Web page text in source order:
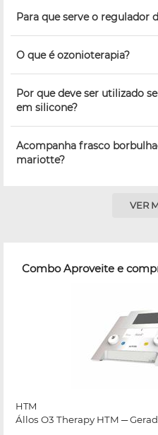
Para que serve o regulador
O que é ozonioterapia?
Por que deve ser utilizado
em silicone?
Acompanha frasco
mariotte?
VER
Combo Aproveite e
HTM
Állos O3 Therapy HTM ─